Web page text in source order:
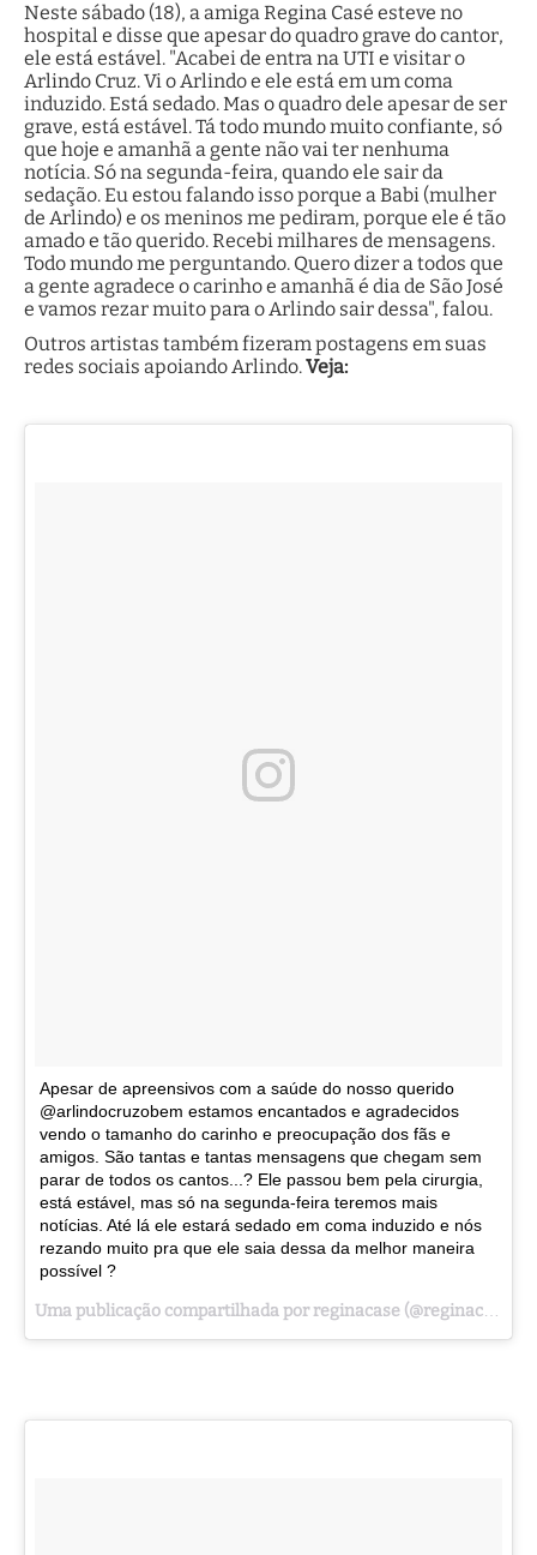
Neste sábado (18), a amiga Regina Casé esteve no
hospital e disse que apesar do quadro grave do cantor,
ele está estável. "Acabei de entra na UTI e visitar o
Arlindo Cruz. Vi o Arlindo e ele está em um coma
induzido. Está sedado. Mas o quadro dele apesar de ser
grave, está estável. Tá todo mundo muito confiante, só
que hoje e amanhã a gente não vai ter nenhuma
notícia. Só na segunda-feira, quando ele sair da
sedação. Eu estou falando isso porque a Babi (mulher
de Arlindo) e os meninos me pediram, porque ele é tão
amado e tão querido. Recebi milhares de mensagens.
Todo mundo me perguntando. Quero dizer a todos que
a gente agradece o carinho e amanhã é dia de São José
e vamos rezar muito para o Arlindo sair dessa", falou.
Outros artistas também fizeram postagens em suas
redes sociais apoiando Arlindo.Veja:
Apesar de apreensivos com a saúde do nosso querido
@arlindocruzobem estamos encantados e agradecidos
vendo o tamanho do carinho e preocupação dos fãs e
amigos. São tantas e tantas mensagens que chegam sem
parar de todos os cantos...? Ele passou bem pela cirurgia,
está estável, mas só na segunda-feira teremos mais
notícias. Até lá ele estará sedado em coma induzido e nós
rezando muito pra que ele saia dessa da melhor maneira
possível ?
Uma publicação compartilhada por reginacase (@reginacase) em